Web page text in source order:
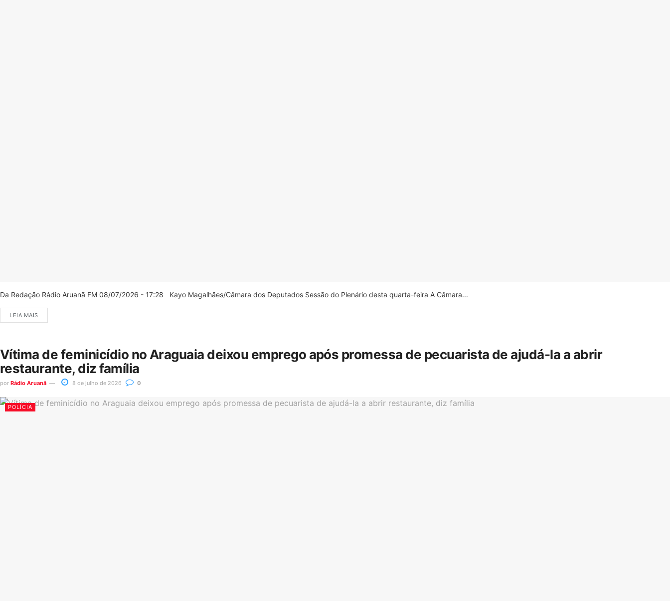
Da Redação Rádio Aruanã FM 08/07/2026 - 17:28 Kayo Magalhães/Câmara dos Deputados Sessão do Plenário desta quarta-feira A Câmara...
LEIA MAIS
Vítima de feminicídio no Araguaia deixou emprego após promessa de pecuarista de ajudá-la a abrir
restaurante, diz família
por Rádio Aruanã 8 de julho de 2026 0
POLÍCIA